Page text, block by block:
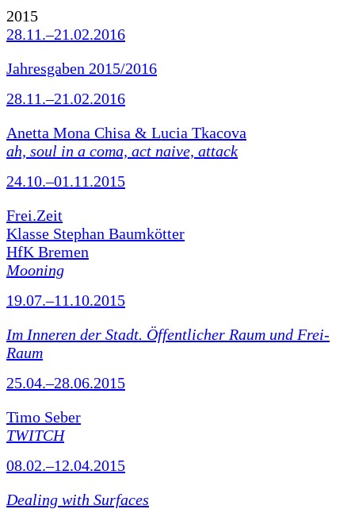
2015
28.11.–21.02.2016
Jahresgaben 2015/2016
28.11.–21.02.2016
Anetta Mona Chisa & Lucia Tkacova
ah, soul in a coma, act naive, attack
24.10.–01.11.2015
Frei.Zeit
Klasse Stephan Baumkötter
HfK Bremen
Mooning
19.07.–11.10.2015
Im Inneren der Stadt. Öffentlicher Raum und Frei-
Raum
25.04.–28.06.2015
Timo Seber
TWITCH
08.02.–12.04.2015
Dealing with Surfaces